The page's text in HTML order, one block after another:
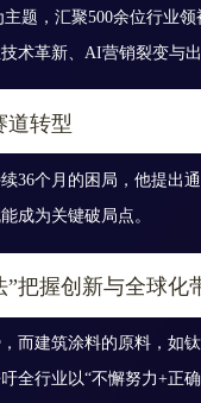
题，汇聚500余位行业
术革新、AI营销裂变与
道转型
36个月的困局，他提出
成为关键破局点。
把握创新与全球化
而建筑涂料的原料，如
全行业以“不懈努力+正